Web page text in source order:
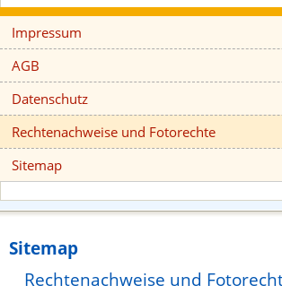
Impressum
AGB
Datenschutz
Rechtenachweise und Fotorechte
Sitemap
Sitemap
Rechtenachweise und